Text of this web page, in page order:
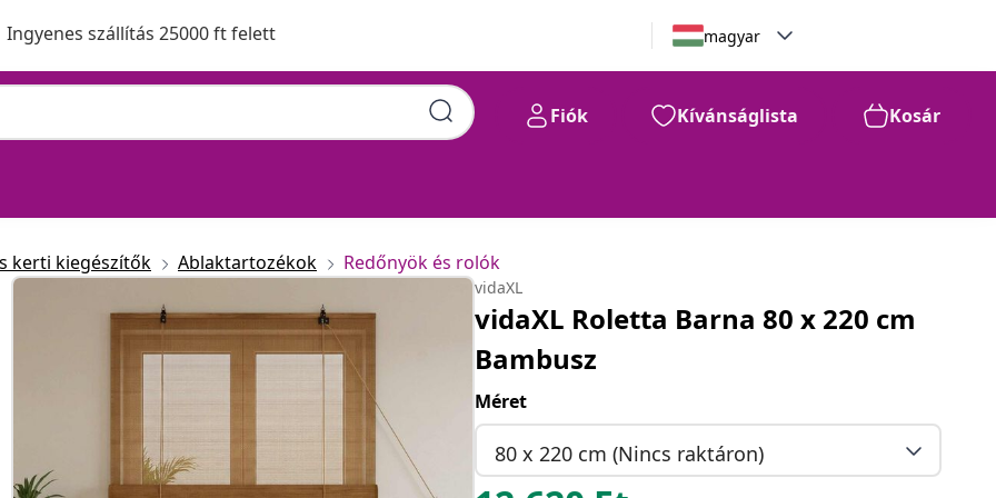
Ingyenes szállítás 25000 ft felett magyar
Fiók Kívánságlista Kosár
12.620 Ft
kerti kiegészítők Ablaktartozékok Redőnyök és rolók
vidaXL
vidaXL Roletta Barna 80 x 220 cm
Bambusz
Méret
80 x 220 cm (Nincs raktáron)